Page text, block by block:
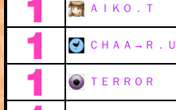
ＡＩＫＯ．Ｔ
ＣＨＡＡ→Ｒ．Ｕ
ＴＥＲＲＯＲ